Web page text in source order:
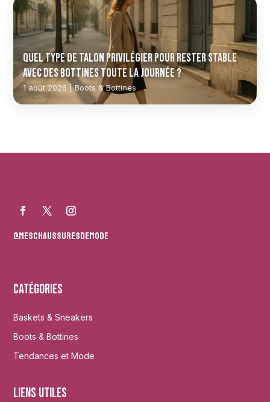
Quel type de talon privilégier pour rester stable
avec des bottines toute la journée ?
1 août 2026 | Boots & Bottines
@meschaussuresdemode
Catégories
Baskets & Sneakers
Boots & Bottines
Tendances et Mode
Liens utiles